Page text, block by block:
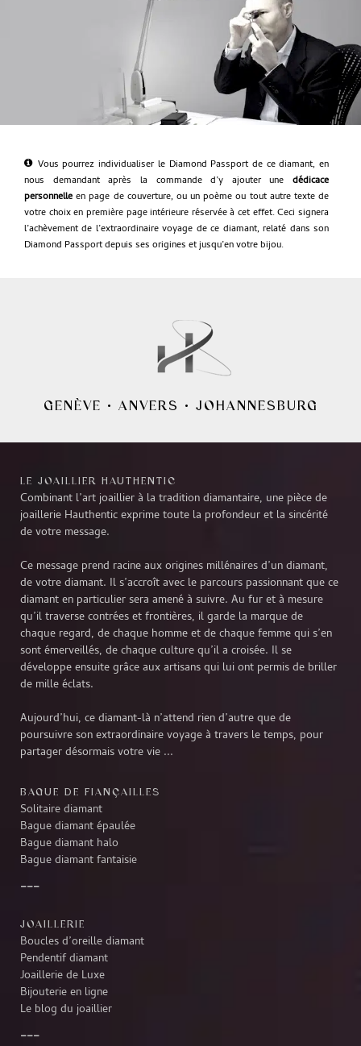
Vous pourrez individualiser le Diamond Passport de ce diamant, en
nous demandant après la commande d’y ajouter une dédicace
personnelle en page de couverture, ou un poème ou tout autre texte de
votre choix en première page intérieure réservée à cet effet. Ceci signera
l’achèvement de l’extraordinaire voyage de ce diamant, relaté dans son
Diamond Passport depuis ses origines et jusqu’en votre bijou.
GENÈVE • ANVERS • JOHANNESBURG
LE JOAILLIER HAUTHENTIC
Combinant l’art joaillier à la tradition diamantaire, une pièce de
joaillerie Hauthentic exprime toute la profondeur et la sincérité
de votre message.
Ce message prend racine aux origines millénaires d’un diamant,
de votre diamant. Il s’accroît avec le parcours passionnant que ce
diamant en particulier sera amené à suivre. Au fur et à mesure
qu’il traverse contrées et frontières, il garde la marque de
chaque regard, de chaque homme et de chaque femme qui s’en
sont émerveillés, de chaque culture qu’il a croisée. Il se
développe ensuite grâce aux artisans qui lui ont permis de briller
de mille éclats.
Aujourd’hui, ce diamant-là n’attend rien d’autre que de
poursuivre son extraordinaire voyage à travers le temps, pour
partager désormais votre vie ...
BAGUE DE FIANÇAILLES
Solitaire diamant
Bague diamant épaulée
Bague diamant halo
Bague diamant fantaisie
JOAILLERIE
Boucles d’oreille diamant
Pendentif diamant
Joaillerie de Luxe
Bijouterie en ligne
Le blog du joaillier